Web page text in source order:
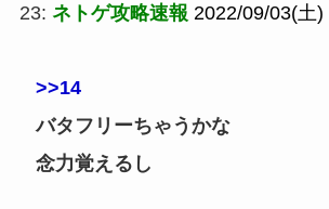
23: ネトゲ攻略速報 2022/09/03(土
>>14
バタフリーちゃうかな
念力覚えるし